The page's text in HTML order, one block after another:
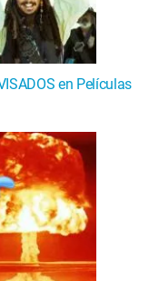
en Películas